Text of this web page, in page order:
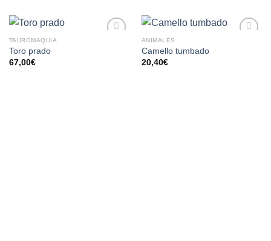
TAUROMAQUIA
Toro prado
67,00€
ANIMALES
Camello tumbado
20,40€